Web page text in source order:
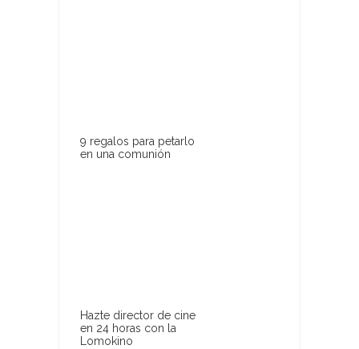
9 regalos para petarlo
en una comunión
Hazte director de cine
en 24 horas con la
Lomokino